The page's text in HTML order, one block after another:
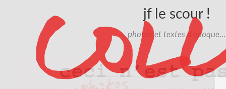
jf le scour !
photos et textes d'époque…